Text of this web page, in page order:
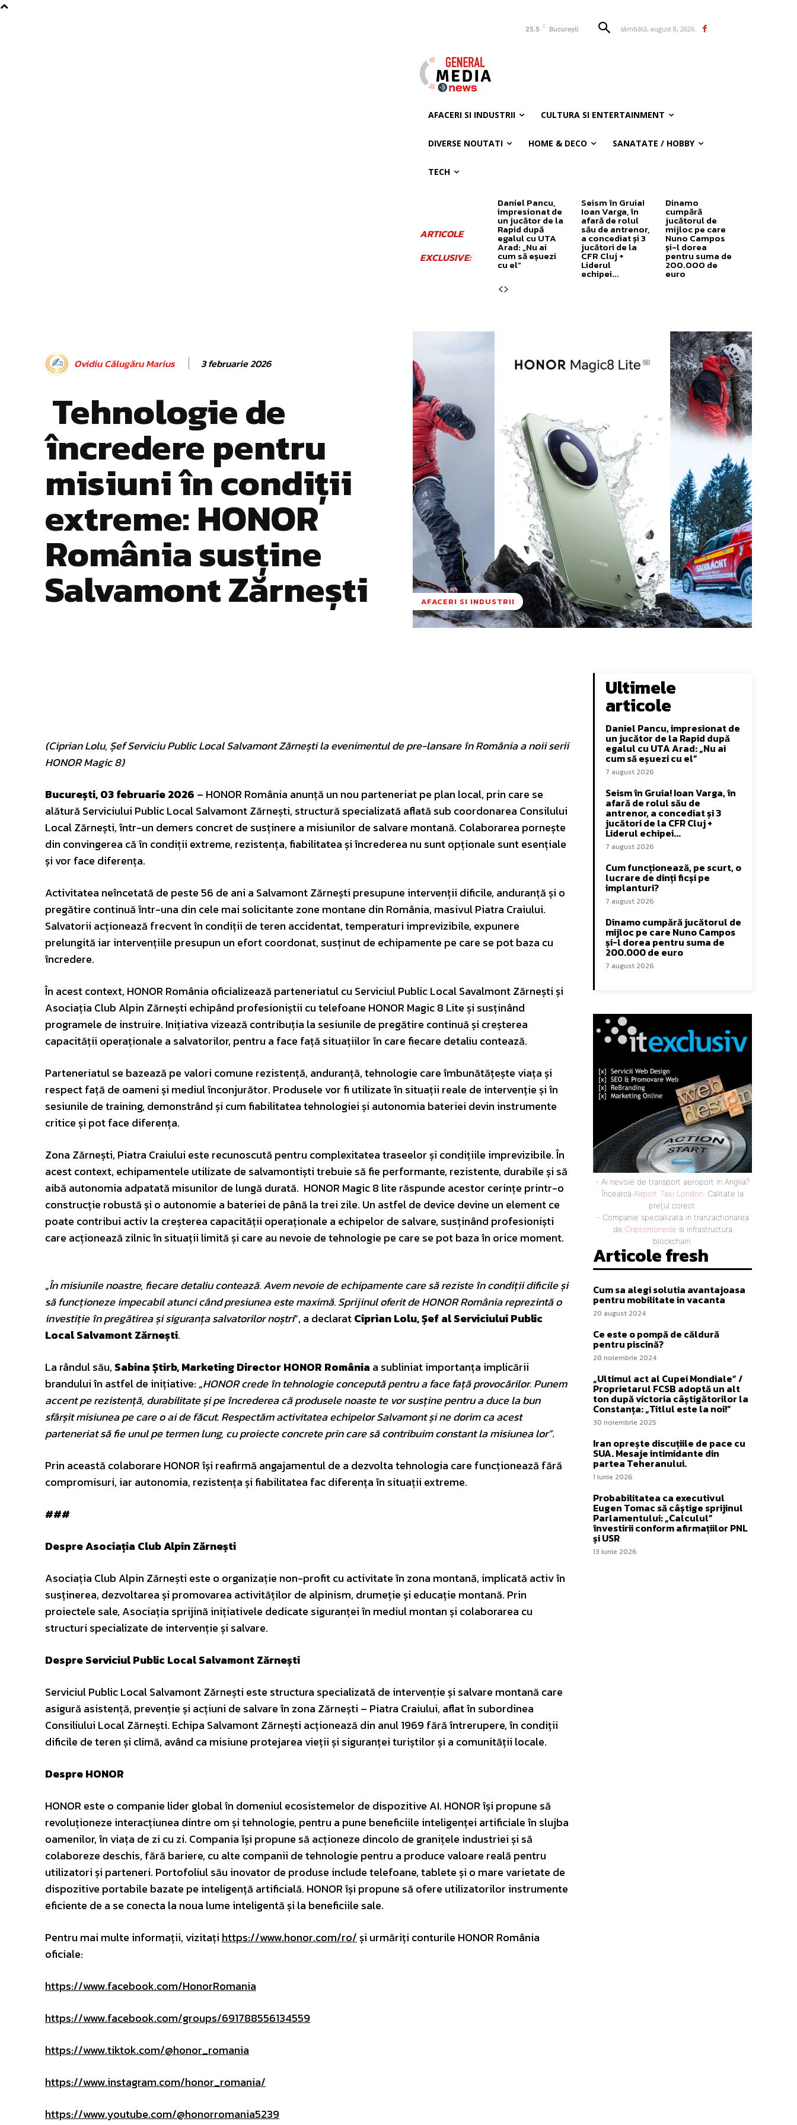
25.5 C București sâmbătă, august 8, 2026
AFACERI SI INDUSTRII CULTURA SI ENTERTAINMENT
DIVERSE NOUTATI HOME & DECO SANATATE / HOBBY
TECH
ARTICOLE
EXCLUSIVE:
Daniel Pancu,
impresionat de
un jucător de la
Rapid după
egalul cu UTA
Arad: „Nu ai
cum să eșuezi
cu el”
Seism în Gruia!
Ioan Varga, în
afară de rolul
său de antrenor,
a concediat și 3
jucători de la
CFR Cluj +
Liderul
echipei...
Dinamo
cumpără
jucătorul de
mijloc pe care
Nuno Campos
și-l dorea
pentru suma de
200.000 de
euro
Ovidiu Călugăru Marius 3 februarie 2026
Tehnologie de
încredere pentru
misiuni în condiții
extreme: HONOR
România susține
Salvamont Zărnești AFACERI SI INDUSTRII
(Ciprian Lolu, Șef Serviciu Public Local Salvamont Zărnești la evenimentul de pre-lansare în România a noii serii
HONOR Magic 8)
București, 03 februarie 2026 – HONOR România anunță un nou parteneriat pe plan local, prin care se
alătură Serviciului Public Local Salvamont Zărnești, structură specializată aflată sub coordonarea Consilului
Local Zărnești, într-un demers concret de susținere a misiunilor de salvare montană. Colaborarea pornește
din convingerea că în condiții extreme, rezistența, fiabilitatea și încrederea nu sunt opționale sunt esențiale
și vor face diferența.
Activitatea neîncetată de peste 56 de ani a Salvamont Zărnești presupune intervenții dificile, anduranță și o
pregătire continuă într-una din cele mai solicitante zone montane din România, masivul Piatra Craiului.
Salvatorii acționează frecvent în condiții de teren accidentat, temperaturi imprevizibile, expunere
prelungită iar intervențiile presupun un efort coordonat, susținut de echipamente pe care se pot baza cu
încredere.
În acest context, HONOR România oficializează parteneriatul cu Serviciul Public Local Savalmont Zărnești și
Asociația Club Alpin Zărnești echipând profesioniștii cu telefoane HONOR Magic 8 Lite și susținând
programele de instruire. Inițiativa vizează contribuția la sesiunile de pregătire continuă și creșterea
capacității operaționale a salvatorilor, pentru a face față situațiilor în care fiecare detaliu contează.
Parteneriatul se bazează pe valori comune rezistență, anduranță, tehnologie care îmbunătățește viața și
respect față de oameni și mediul înconjurător. Produsele vor fi utilizate în situații reale de intervenție și în
sesiunile de training, demonstrând și cum fiabilitatea tehnologiei și autonomia bateriei devin instrumente
critice și pot face diferența.
Zona Zărnești, Piatra Craiului este recunoscută pentru complexitatea traseelor și condițiile imprevizibile. În
acest context, echipamentele utilizate de salvamontiști trebuie să fie performante, rezistente, durabile și să
aibă autonomia adpatată misunilor de lungă durată. HONOR Magic 8 lite răspunde acestor cerințe printr-o
construcție robustă și o autonomie a bateriei de până la trei zile. Un astfel de device devine un element ce
poate contribui activ la creșterea capacității operaționale a echipelor de salvare, susținând profesioniști
care acționează zilnic în situații limită și care au nevoie de tehnologie pe care se pot baza în orice moment.
„În misiunile noastre, fiecare detaliu contează. Avem nevoie de echipamente care să reziste în condiții dificile și
să funcționeze impecabil atunci când presiunea este maximă. Sprijinul oferit de HONOR România reprezintă o
investiție în pregătirea și siguranța salvatorilor noștri”, a declaratCiprian Lolu, Șef al Serviciului Public
Local Salvamont Zărnești.
La rândul său, Sabina Știrb, Marketing Director HONOR România a subliniat importanța implicării
brandului în astfel de inițiative: „HONOR crede în tehnologie concepută pentru a face față provocărilor. Punem
accent pe rezistență, durabilitate și pe încrederea că produsele noaste te vor susține pentru a duce la bun
sfârșit misiunea pe care o ai de făcut. Respectăm activitatea echipelor Salvamont și ne dorim ca acest
parteneriat să fie unul pe termen lung, cu proiecte concrete prin care să contribuim constant la misiunea lor”.
Prin această colaborare HONOR își reafirmă angajamentul de a dezvolta tehnologia care funcționează fără
compromisuri, iar autonomia, rezistența și fiabilitatea fac diferența în situații extreme.
###
Despre Asociația Club Alpin Zărnești
Asociația Club Alpin Zărnești este o organizație non-profit cu activitate în zona montană, implicată activ în
susținerea, dezvoltarea și promovarea activităților de alpinism, drumeție și educație montană. Prin
proiectele sale, Asociația sprijină inițiativele dedicate siguranței în mediul montan și colaborarea cu
structuri specializate de intervenție și salvare.
Despre Serviciul Public Local Salvamont Zărnești
Serviciul Public Local Salvamont Zărnești este structura specializată de intervenție și salvare montană care
asigură asistență, prevenție și acțiuni de salvare în zona Zărnești – Piatra Craiului, aflat în subordinea
Consiliului Local Zărnești. Echipa Salvamont Zărnești acționează din anul 1969 fără întrerupere, în condiții
dificile de teren și climă, având ca misiune protejarea vieții și siguranței turiștilor și a comunității locale.
Despre HONOR
HONOR este o companie lider global în domeniul ecosistemelor de dispozitive AI. HONOR își propune să
revoluționeze interacțiunea dintre om și tehnologie, pentru a pune beneficiile inteligenței artificiale în slujba
oamenilor, în viața de zi cu zi. Compania își propune să acționeze dincolo de granițele industriei și să
colaboreze deschis, fără bariere, cu alte companii de tehnologie pentru a produce valoare reală pentru
utilizatori și parteneri. Portofoliul său inovator de produse include telefoane, tablete și o mare varietate de
dispozitive portabile bazate pe inteligență artificială. HONOR își propune să ofere utilizatorilor instrumente
eficiente de a se conecta la noua lume inteligentă și la beneficiile sale.
Pentru mai multe informații, vizitați https://www.honor.com/ro/și urmăriți conturile HONOR România
oficiale:
https://www.facebook.com/HonorRomania
https://www.facebook.com/groups/691788556134559
https://www.tiktok.com/@honor_romania
https://www.instagram.com/honor_romania/
https://www.youtube.com/@honorromania5239
Ultimele
articole
Daniel Pancu, impresionat de
un jucător de la Rapid după
egalul cu UTA Arad: „Nu ai
cum să eșuezi cu el”
7 august 2026
Seism în Gruia! Ioan Varga, în
afară de rolul său de
antrenor, a concediat și 3
jucători de la CFR Cluj +
Liderul echipei...
7 august 2026
Cum funcționează, pe scurt, o
lucrare de dinți ficși pe
implanturi?
7 august 2026
Dinamo cumpără jucătorul de
mijloc pe care Nuno Campos
și-l dorea pentru suma de
200.000 de euro
7 august 2026
- Ai nevoie de transport aeroport in Anglia?
Încearcă Airport Taxi London. Calitate la
prețul corect.
- Companie specializata in tranzactionarea
de Criptomonede si infrastructura
blockchain.
Articole fresh
Cum sa alegi solutia avantajoasa
pentru mobilitate in vacanta
20 august 2024
Ce este o pompă de căldură
pentru piscină?
28 noiembrie 2024
„Ultimul act al Cupei Mondiale” /
Proprietarul FCSB adoptă un alt
ton după victoria câștigătorilor la
Constanța: „Titlul este la noi!”
30 noiembrie 2025
Iran oprește discuțiile de pace cu
SUA. Mesaje intimidante din
partea Teheranului.
1 iunie 2026
Probabilitatea ca executivul
Eugen Tomac să câștige sprijinul
Parlamentului: „Calculul”
învestirii conform afirmațiilor PNL
și USR
13 iunie 2026